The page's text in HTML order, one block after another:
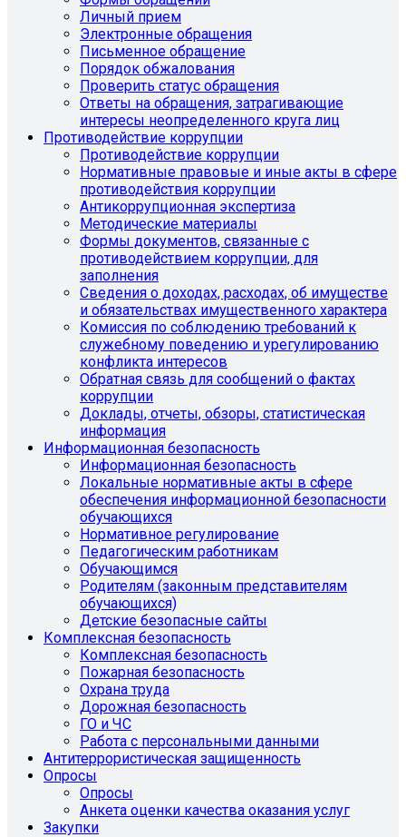
Личный прием
Электронные обращения
Письменное обращение
Порядок обжалования
Проверить статус обращения
Ответы на обращения, затрагивающие
интересы неопределенного круга лиц
Противодействие коррупции
Противодействие коррупции
Нормативные правовые и иные акты в сфере
противодействия коррупции
Антикоррупционная экспертиза
Методические материалы
Формы документов, связанные с
противодействием коррупции, для
заполнения
Сведения о доходах, расходах, об имуществе
и обязательствах имущественного характера
Комиссия по соблюдению требований к
служебному поведению и урегулированию
конфликта интересов
Обратная связь для сообщений о фактах
коррупции
Доклады, отчеты, обзоры, статистическая
информация
Информационная безопасность
Информационная безопасность
Локальные нормативные акты в сфере
обеспечения информационной безопасности
обучающихся
Нормативное регулирование
Педагогическим работникам
Обучающимся
Родителям (законным представителям
обучающихся)
Детские безопасные сайты
Комплексная безопасность
Комплексная безопасность
Пожарная безопасность
Охрана труда
Дорожная безопасность
ГО и ЧС
Работа с персональными данными
Антитеррористическая защищенность
Опросы
Опросы
Анкета оценки качества оказания услуг
Закупки